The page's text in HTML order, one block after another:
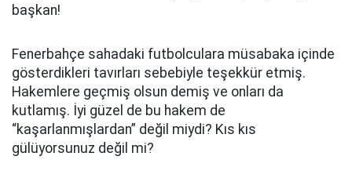
başkan!
Fenerbahçe sahadaki futbolculara müsabaka içinde
gösterdikleri tavırları sebebiyle teşekkür etmiş.
Hakemlere geçmiş olsun demiş ve onları da
kutlamış. İyi güzel de bu hakem de
“kaşarlanmışlardan” değil miydi? Kıs kıs
gülüyorsunuz değil mi?